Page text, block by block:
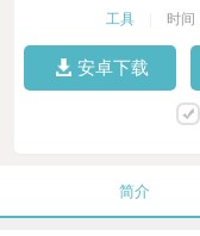
工具 时间
安卓下载
简介